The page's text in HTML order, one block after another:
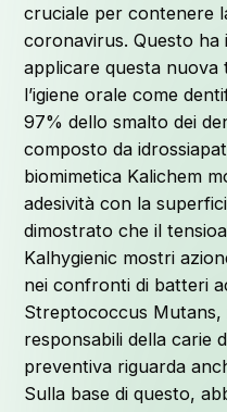
cruciale per contenere
coronavirus. Questo ha
applicare questa
l’igiene orale come
97% dello smalto dei
composto da
biomimetica Kalichem
adesività con la
dimostrato che il
Kalhygienic mostri
nei confronti di batteri
Streptococcus Mutans,
responsabili della carie
preventiva riguarda
Sulla base di questo,